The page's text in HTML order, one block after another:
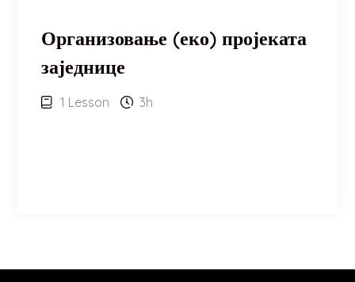
Организовање (еко) пројеката
заједнице
1 Lesson 3h